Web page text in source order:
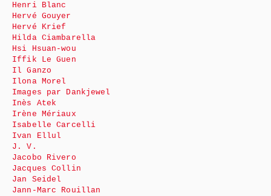
Henri Blanc
Hervé Gouyer
Hervé Krief
Hilda Ciambarella
Hsi Hsuan-wou
Iffik Le Guen
Il Ganzo
Ilona Morel
Images par Dankjewel
Inès Atek
Irène Mériaux
Isabelle Carcelli
Ivan Ellul
J. V.
Jacobo Rivero
Jacques Collin
Jan Seidel
Jann-Marc Rouillan